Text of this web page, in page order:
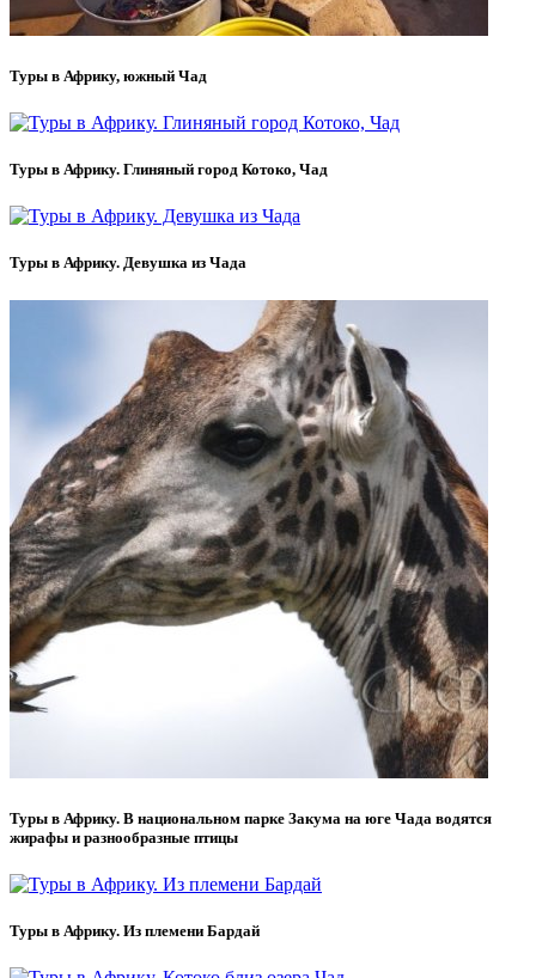
Туры в Африку, южный Чад
Туры в Африку. Глиняный город Котоко, Чад
Туры в Африку. Девушка из Чада
Туры в Африку. В национальном парке Закума на юге Чада водятся
жирафы и разнообразные птицы
Туры в Африку. Из племени Бардай